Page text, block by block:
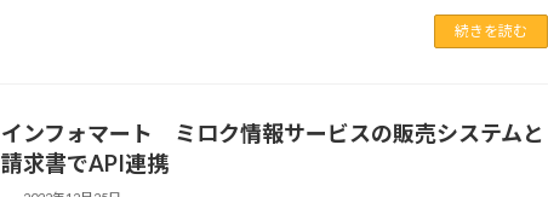
続きを読む
インフォマート ミロク情報サービスの販売システムと
請求書でAPI連携